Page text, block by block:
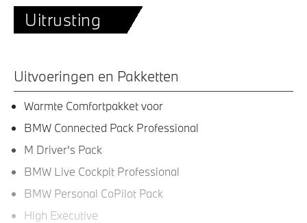
Uitrusting
Uitvoeringen en Pakketten
Warmte Comfortpakket voor
BMW Connected Pack Professional
M Driver's Pack
BMW Live Cockpit Professional
BMW Personal CoPilot Pack
High Executive